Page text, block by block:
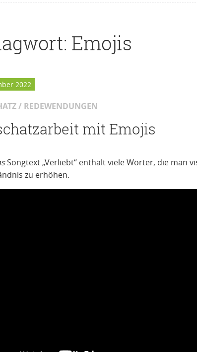
Emojis
2022
/ REDEWENDUNGEN
mit Emojis
Songtext „Verliebt“ enthält viele Wörter, die man
zu erhöhen.